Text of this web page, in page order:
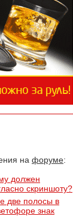
на форуме:
должен
скриншоту?
две полосы в
знак